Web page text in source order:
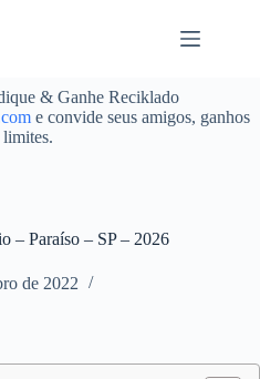
& Ganhe Reciklado
e convide seus amigos, ganhos
limites.
– Paraíso – SP – 2026
de 2022